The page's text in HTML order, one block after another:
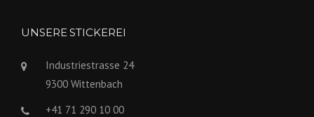
UNSERE STICKEREI
Industriestrasse 24
9300 Wittenbach
+41 71 290 10 00